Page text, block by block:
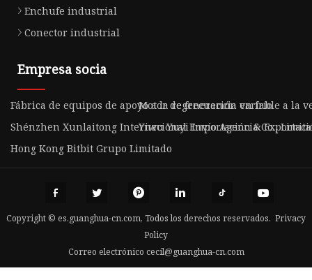
Enchufe industrial
Conector industrial
Empresa socia
Fábrica de equipos de apoyo a la regeneración en frío
Motor de frecuencia variable a la
Shénzhen Xunlaitong Internacional Envío Agencia Co.,
Yiwu Yuyi Importación &
Hong Kong Bitbit Grupo Limitado
Copyright © es.guanghua-cn.com, Todos los derechos reservados. Privacy
Policy
Correo electrónico cecil@guanghua-cn.com